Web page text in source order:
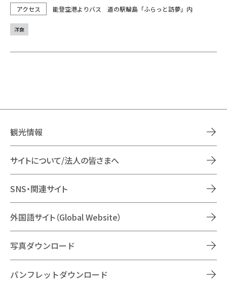
能登空港よりバス 道の駅輪島「ふらっと訪夢」内
洋食
観光情報
サイトについて/法人の皆さまへ
SNS・関連サイト
外国語サイト（Global Website）
写真ダウンロード
パンフレットダウンロード